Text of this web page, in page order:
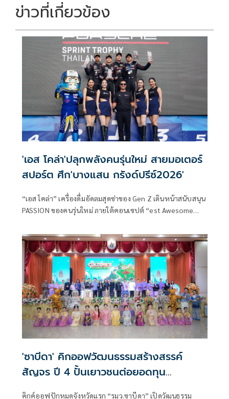
ข่าวที่เกี่ยวข้อง
'เอส โคล่า'ปลุกพลังคนรุ่นใหม่ สายมอเตอร์
สปอร์ต ศึก'บางแสน กรังด์ปรีซ์2026'
“เอส โคล่า” เครื่องดื่มอัดลมสุดซ่าของ Gen Z เดินหน้าสนับสนุน
PASSION ของคนรุ่นใหม่ ภายใต้คอนเซปต์ “est Awesome
ปลดปล่อยพลังแห่งความชอบ ไม่ว่าจะเป็นดนตรี กีฬา แฟชั่น
เกม และอีกหลากหลายความสนใจ พร้อมแสดงตัวตนได้อย่าง
เต็มที่
'ซาบีดา' คิกออฟวัฒนธรรมสร้างสรรค์
สัญจร ปี 4 ปั้นเยาวชนต่อยอดทุน
คิกค์ออฟปักหมุดจังหวัดแรก “รมว.ซาบีดา” เปิดวัฒนธรรม